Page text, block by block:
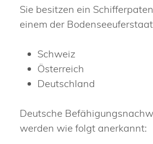
Sie besitzen ein
einem der
Schweiz
Österreich
Deutschland
Deutsche
werden wie folgt anerkannt: